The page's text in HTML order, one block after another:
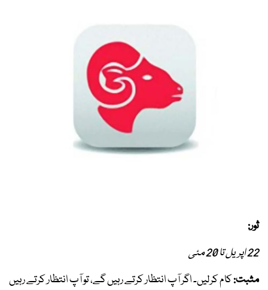
ثور:
22 اپریل تا 20 مئی
مثبت:کام کرلیں۔ اگر آپ انتظار کرتے رہیں گے، تو آپ انتظار کرتے رہیں